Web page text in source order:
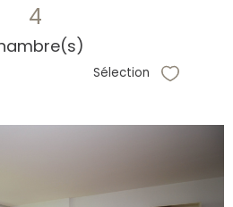
4
Sélection